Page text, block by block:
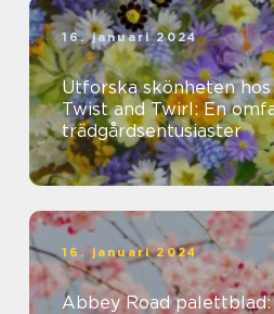
16. januari 2024
Utforska skönheten
Twist and Twirl: En
trädgårdsentusiaster
16. januari 2024
Abbey Road palettblad: